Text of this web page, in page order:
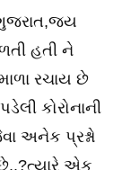
હતી ને
રચાય છે
કોરોનાની
અનેક પ્રશ્નો
એક